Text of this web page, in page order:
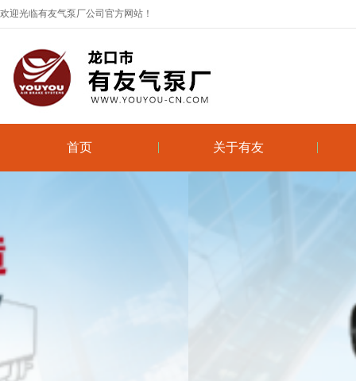
欢迎光临有友气泵厂公司官方网站！
首页 关于有友